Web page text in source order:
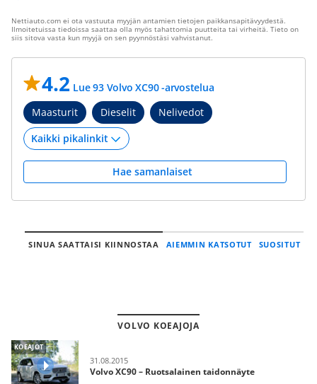
Nettiauto.com ei ota vastuuta myyjän antamien tietojen paikkansapitävyydestä.
Ilmoitetuissa tiedoissa saattaa olla myös tahattomia puutteita tai virheitä. Tieto on
siis sitova vasta kun myyjä on sen pyynnöstäsi vahvistanut.
4.2 Lue 93 Volvo XC90 -arvostelua
Maasturit
Dieselit Nelivedot
Hae samanlaiset
SINUA SAATTAISI KIINNOSTAA AIEMMIN KATSOTUT SUOSITUT
VOLVO KOEAJOJA
KOEAJOT
31.08.2015
Volvo XC90 – Ruotsalainen taidonnäyte